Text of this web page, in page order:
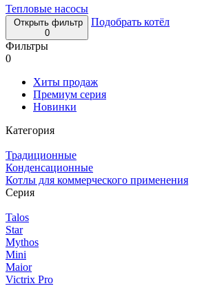
Тепловые насосы
Открыть фильтр
0
Подобрать котёл
Фильтры
0
Хиты продаж
Премиум серия
Новинки
Категория
Традиционные
Конденсационные
Котлы для коммерческого применения
Серия
Talos
Star
Mythos
Mini
Maior
Victrix Pro